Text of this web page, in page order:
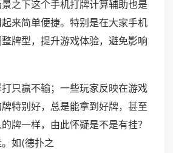
之下这个手机打牌计算辅助也是
来简单便捷。特别是在大家手机
牌型，提升游戏体验，避免影响
只赢不输；一些玩家反映在游戏
特别好，总是能拿到好牌，甚至
牌一样，由此怀疑是不是有挂？
如(德扑之